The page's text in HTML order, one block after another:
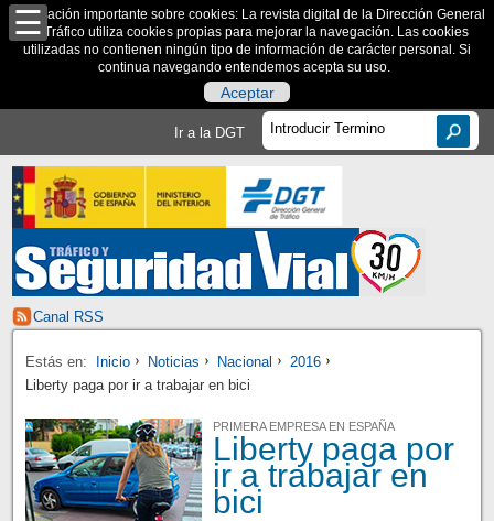
Información importante sobre cookies: La revista digital de la Dirección General
de Tráfico utiliza cookies propias para mejorar la navegación. Las cookies
utilizadas no contienen ningún tipo de información de carácter personal. Si
continua navegando entendemos acepta su uso.
Aceptar
Ir a la DGT
Canal RSS
Estás en: Inicio Noticias Nacional
2016
Liberty paga por ir a trabajar en bici
PRIMERA EMPRESA EN ESPAÑA
Liberty paga por
ir a trabajar en
bici